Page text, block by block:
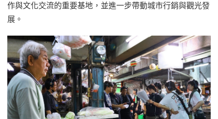
作與文化交流的重要基地，並進一步帶動城市行銷與觀光發
展。